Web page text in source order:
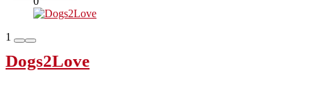
1
Dogs2Love